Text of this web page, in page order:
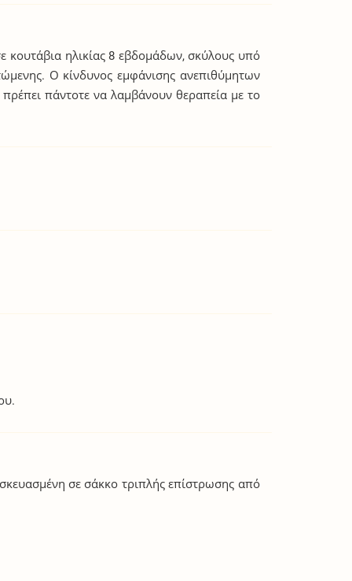
κουτάβια ηλικίας 8 εβδομάδων, σκύλους υπό
Ο κίνδυνος εμφάνισης ανεπιθύμητων
πάντοτε να λαμβάνουν θεραπεία με το
σε σάκκο τριπλής επίστρωσης από